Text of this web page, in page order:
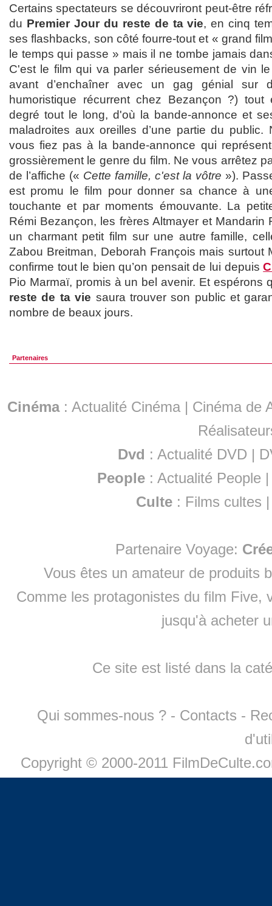
Certains spectateurs se découvriront peut-être
du Premier Jour du reste de ta vie, en cinq
ses flashbacks, son côté fourre-tout et « grand
le temps qui passe » mais il ne tombe jamais
C'est le film qui va parler sérieusement de vin
avant d’enchaîner avec un gag génial sur
humoristique récurrent chez Bezançon ?)
degré tout le long, d'où la bande-annonce et
maladroites aux oreilles d’une partie du
vous fiez pas à la bande-annonce qui
grossièrement le genre du film. Ne vous arrêtez
de l’affiche (« Cette famille, c'est la vôtre »).
est promu le film pour donner sa chance à
touchante et par moments émouvante. La
Rémi Bezançon, les frères Altmayer et Mandarin
un charmant petit film sur une autre famille,
Zabou Breitman, Deborah François mais surtout
confirme tout le bien qu’on pensait de lui depuis
Pio Marmaï, promis à un bel avenir. Et espérons
reste de ta vie saura trouver son public et
nombre de beaux jours.
Partenaires
Cinéma: Actualité Cinéma | Cinéma de
Dvd : Actualité DVD |
People :Actualité People
Culte : Films cultes
Partenaire Voyage:
Vous êtes un amateur de produits
Comme les protagonistes du film Five,
jusqu'à acheter
Ce site est listé dans la
Qui sommes-nous ? - Contacts -
Copyright © 2000-2011